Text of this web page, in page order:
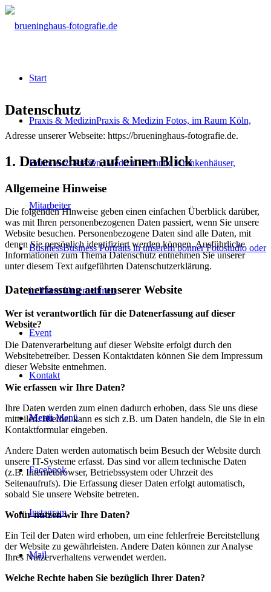
Start
Praxis & MedizinPraxis & Medizin Fotos, im Raum Köln,
Bonn. Arzt-Praxen, Medizin Technik, Krankenhäuser,
Mitarbeiter
BusinessBusiness Portraits in unserem bonner Fotostudio oder
in Ihrem Unternehmen
Event
Kontakt
Menü Menü
Facebook
Instagram
Mail
Datenschutz
Adresse unserer Webseite: https://brueninghaus-fotografie.de.
1. Datenschutz auf einen Blick
Allgemeine Hinweise
Die folgenden Hinweise geben einen einfachen Überblick darüber,
was mit Ihren personenbezogenen Daten passiert, wenn Sie unsere
Website besuchen. Personenbezogene Daten sind alle Daten, mit
denen Sie persönlich identifiziert werden können. Ausführliche
Informationen zum Thema Datenschutz entnehmen Sie unserer
unter diesem Text aufgeführten Datenschutzerklärung.
Datenerfassung auf unserer Website
Wer ist verantwortlich für die Datenerfassung auf dieser
Website?
Die Datenverarbeitung auf dieser Website erfolgt durch den
Websitebetreiber. Dessen Kontaktdaten können Sie dem Impressum
dieser Website entnehmen.
Wie erfassen wir Ihre Daten?
Ihre Daten werden zum einen dadurch erhoben, dass Sie uns diese
mitteilen. Hierbei kann es sich z.B. um Daten handeln, die Sie in ein
Kontaktformular eingeben.
Andere Daten werden automatisch beim Besuch der Website durch
unsere IT-Systeme erfasst. Das sind vor allem technische Daten
(z.B. Internetbrowser, Betriebssystem oder Uhrzeit des
Seitenaufrufs). Die Erfassung dieser Daten erfolgt automatisch,
sobald Sie unsere Website betreten.
Wofür nutzen wir Ihre Daten?
Ein Teil der Daten wird erhoben, um eine fehlerfreie Bereitstellung
der Website zu gewährleisten. Andere Daten können zur Analyse
Ihres Nutzerverhaltens verwendet werden.
Welche Rechte haben Sie bezüglich Ihrer Daten?